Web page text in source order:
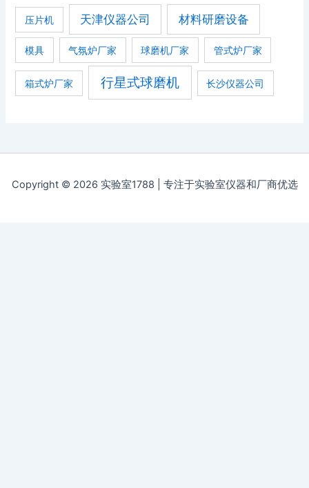
压片机 天津仪器公司 材料研磨设备
模具 气氛炉厂家 球磨机厂家 管式炉厂家
箱式炉厂家 行星式球磨机 长沙仪器公司
Copyright © 2026 实验室1788 | 专注于实验室仪器和厂商优选